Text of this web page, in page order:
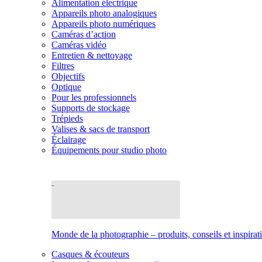
Alimentation électrique
Appareils photo analogiques
Appareils photo numériques
Caméras d’action
Caméras vidéo
Entretien & nettoyage
Filtres
Objectifs
Optique
Pour les professionnels
Supports de stockage
Trépieds
Valises & sacs de transport
Éclairage
Équipements pour studio photo
Monde de la photographie – produits, conseils et
Casques & écouteurs